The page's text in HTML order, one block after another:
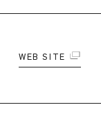
WEB SITE